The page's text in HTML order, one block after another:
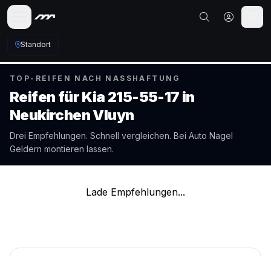
Standort
TOP-REIFEN NACH NASSHAFTUNG
Reifen fürKia 215-55-17 in
Neukirchen Vluyn
Drei Empfehlungen. Schnell vergleichen. Bei Auto Nagel
Geldern montieren lassen.
Lade Empfehlungen...